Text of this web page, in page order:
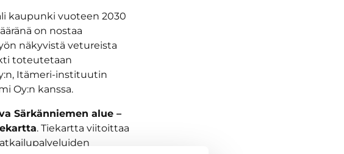
kaupunki vuoteen 2030
on nostaa
näkyvistä vetureista
toteutetaan
Itämeri-instituutin
Oy:n kanssa.
Särkänniemen alue –
. Tiekartta viitoittaa